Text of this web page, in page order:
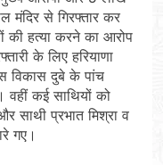
मंदिर से गिरफ्तार कर
की हत्या करने का आरोप
के लिए हरियाणा
विकास दुबे के पांच
कई साथियों को
साथी प्रभात मिश्रा व
गए।